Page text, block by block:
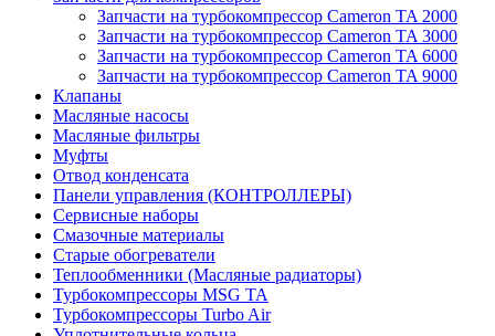
Запчасти на турбокомпрессор Cameron TA 2000
Запчасти на турбокомпрессор Cameron TA 3000
Запчасти на турбокомпрессор Cameron TA 6000
Запчасти на турбокомпрессор Cameron TA 9000
Клапаны
Масляные насосы
Масляные фильтры
Муфты
Отвод конденсата
Панели управления (КОНТРОЛЛЕРЫ)
Сервисные наборы
Смазочные материалы
Старые обогреватели
Теплообменники (Масляные радиаторы)
Турбокомпрессоры MSG TA
Турбокомпрессоры Turbo Air